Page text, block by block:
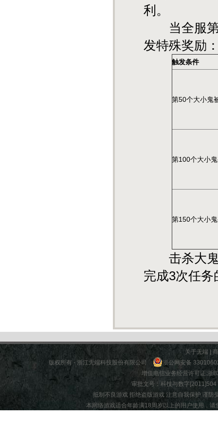
利。
当全服第
发特殊奖励
触发条件
第50个大小鬼
第100个大小
第150个大小
击杀大鬼
完成3次任务
关于无端 |
版权所有 - 浙江无端科技股份有限公司
浙公网安备
增值电信业务经营许可证:浙
审批文号：科技与数字
抵制不良游戏 拒绝盗版游戏 注意自我保护 谨
本网络游戏适合年龄满18周岁以上的用户使用，